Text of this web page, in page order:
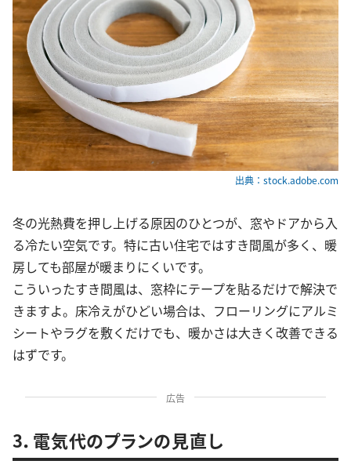
出典：stock.adobe.com
冬の光熱費を押し上げる原因のひとつが、窓やドアから入
る冷たい空気です。特に古い住宅ではすき間風が多く、暖
房しても部屋が暖まりにくいです。
こういったすき間風は、窓枠にテープを貼るだけで解決で
きますよ。床冷えがひどい場合は、フローリングにアルミ
シートやラグを敷くだけでも、暖かさは大きく改善できる
はずです。
広告
3．電気代のプランの見直し